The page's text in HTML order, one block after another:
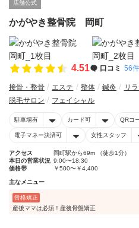
店舗公式
かがやき整骨院 岡町
4.51 口コミ 56件
接骨・整骨 エステ 整体 鍼灸
リ
脱毛サロン
フェイシャル
駐車場有 カード可 QRコ
電子マネー決済可 女性スタッフ
アクセス
岡町駅から69m （徒歩1分）
本日の営業状況 9:00〜18:30
価格帯
￥500〜￥4,400
主なメニュー
骨格矯正
産後ママは必須！産後骨盤矯正